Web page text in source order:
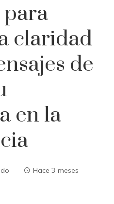
claridad
de
en la
Hace 3 meses